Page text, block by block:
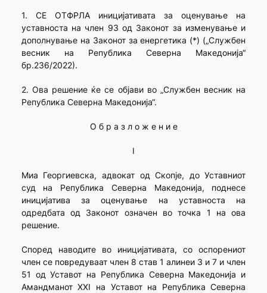
1. СЕ ОТФРЛА иницијативата за оценување на
уставноста на член 93 од Законот за изменување и
дополнување на Законот за енергетика (*) („Службен
весник на Република Северна Македонија“
бр.236/2022).
2. Ова решение ќе се објави во „Службен весник на
Република Северна Македонија“.
О б р а з л о ж е н и е
I
Миа Георгиевска, адвокат од Скопје, до Уставниот
суд на Република Северна Македонија, поднесе
иницијатива за оценување на уставноста на
одредбата од Законот означен во точка 1 на ова
решение.
Според наводите во иницијативата, со оспорениот
член се повредуваат член 8 став 1 алинеи 3 и 7 и член
51 од Уставот на Република Северна Македонија и
Амандманот XXI на Уставот на Република Северна